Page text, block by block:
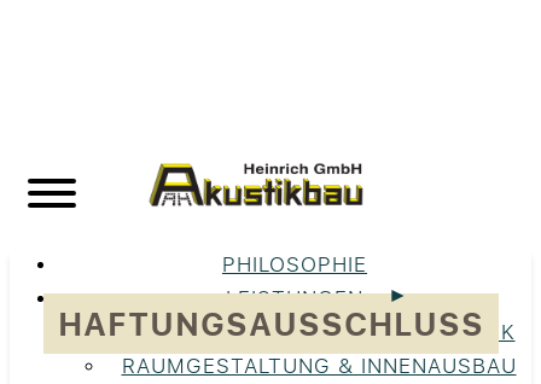
PHILOSOPHIE
LEISTUNGEN
UNSERE LEISTUNGEN IM ÜBERBLICK
RAUMGESTALTUNG & INNENAUSBAU
HAFTUNGSAUSSCHLUSS